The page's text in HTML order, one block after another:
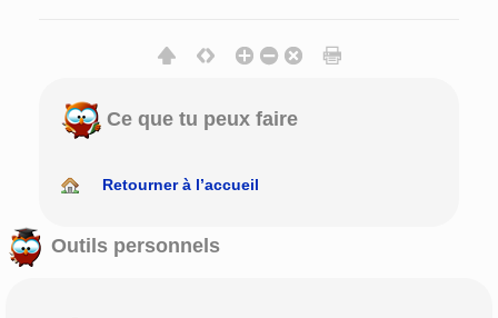
Ce que tu peux faire
Retourner à l’accueil
Outils personnels